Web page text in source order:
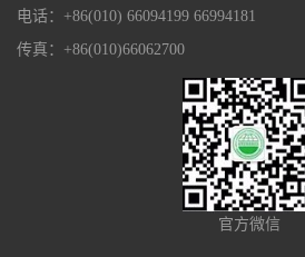
电话：+86(010) 66094199 66994181
传真：+86(010)66062700
官方微信